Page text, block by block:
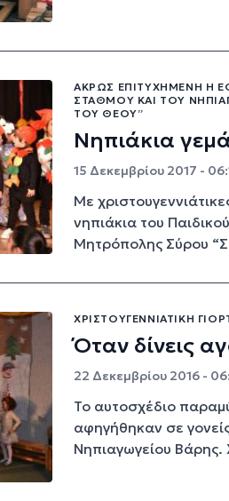
ΆΚΡΩΣ ΕΠΙΤΥΧΗΜΈΝΗ Η
ΣΤΑΘΜΟΎ ΚΑΙ ΤΟΥ
ΤΟΥ ΘΕΟΎ”
Νηπιάκια
15 Δεκεμβρίου 2017 -
Με
νηπιάκια του
Μητρόπολης Σύρου
ΧΡΙΣΤΟΥΓΕΝΝΙΆΤΙΚΗ
Όταν δίνεις
22 Δεκεμβρίου 2016 -
Το αυτοσχέδιο
αφηγήθηκαν σε
Νηπιαγωγείου Βάρης.